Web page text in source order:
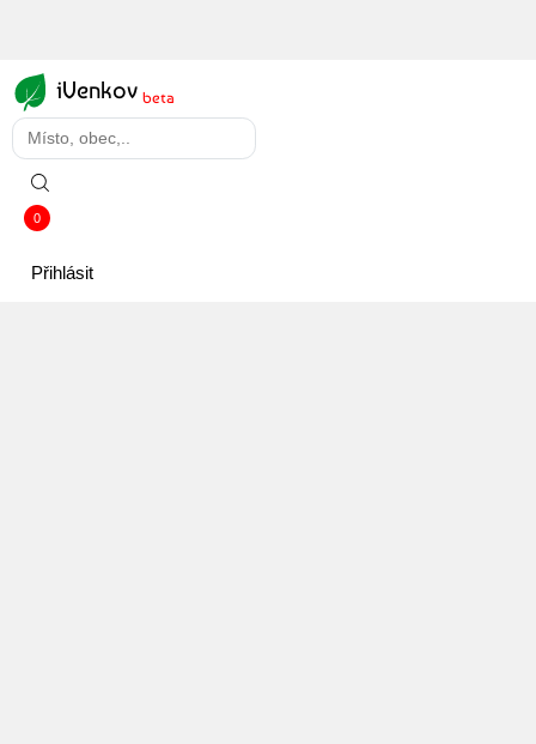
iVenkov beta
0
Přihlásit